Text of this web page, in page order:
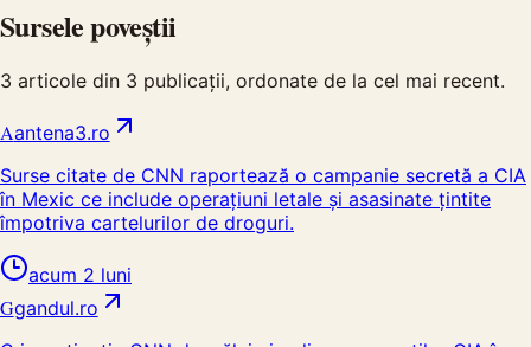
Sursele poveștii
3 articole din 3 publicații, ordonate de la cel mai recent.
Aantena3.ro
Surse citate de CNN raportează o campanie secretă a CIA
în Mexic ce include operațiuni letale și asasinate țintite
împotriva cartelurilor de droguri.
acum 2 luni
Ggandul.ro